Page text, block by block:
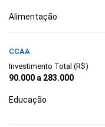
Alimentação
CCAA
Investimento Total (R$)
90.000 a 283.000
Educação